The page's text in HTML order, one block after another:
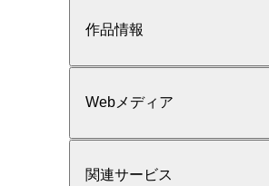
作品情報
Webメディア
関連サービス